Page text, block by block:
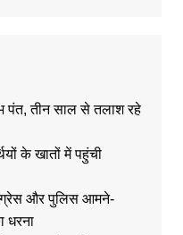
पंत, तीन साल से तलाश रहे
के खातों में पहुंची
और पुलिस आमने-
धरना